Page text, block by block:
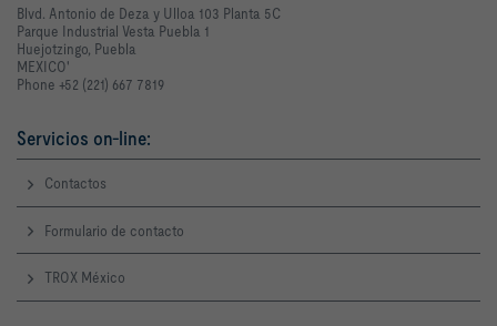
Blvd. Antonio de Deza y Ulloa 103 Planta 5C
Parque Industrial Vesta Puebla 1
Huejotzingo, Puebla
MEXICO'
Phone +52 (221) 667 7819
Servicios on-line:
Contactos
Formulario de contacto
TROX México